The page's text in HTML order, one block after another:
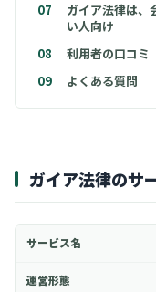
07
ガイア法律は、
い人向け
08
利用者の口コミ
09
よくある質問
ガイア法律のサ
サービス名
運営形態